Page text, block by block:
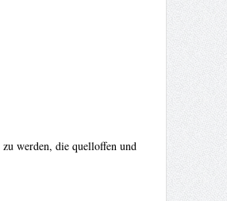
werden, die quelloffen und